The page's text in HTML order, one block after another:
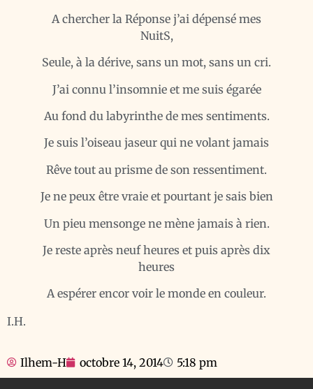
A chercher la Réponse j’ai dépensé mes
NuitS,
Seule, à la dérive, sans un mot, sans un cri.
J’ai connu l’insomnie et me suis égarée
Au fond du labyrinthe de mes sentiments.
Je suis l’oiseau jaseur qui ne volant jamais
Rêve tout au prisme de son ressentiment.
Je ne peux être vraie et pourtant je sais bien
Un pieu mensonge ne mène jamais à rien.
Je reste après neuf heures et puis après dix
heures
A espérer encor voir le monde en couleur.
I.H.
Ilhem-H octobre 14, 2014 5:18 pm